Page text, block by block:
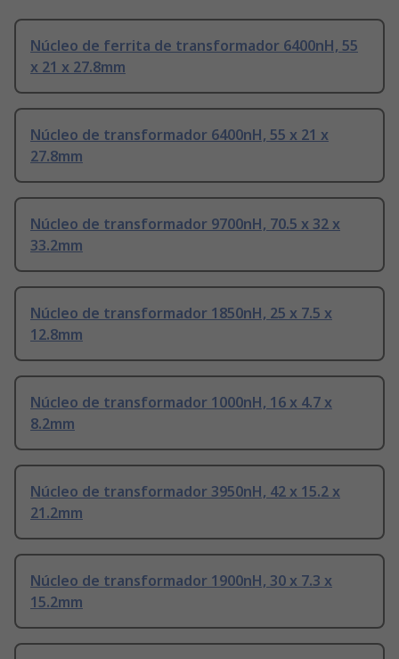
Núcleo de ferrita de transformador 6400nH, 55
x 21 x 27.8mm
Núcleo de transformador 6400nH, 55 x 21 x
27.8mm
Núcleo de transformador 9700nH, 70.5 x 32 x
33.2mm
Núcleo de transformador 1850nH, 25 x 7.5 x
12.8mm
Núcleo de transformador 1000nH, 16 x 4.7 x
8.2mm
Núcleo de transformador 3950nH, 42 x 15.2 x
21.2mm
Núcleo de transformador 1900nH, 30 x 7.3 x
15.2mm